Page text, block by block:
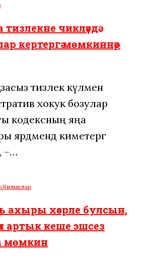
чикләүдә
кертергә мөмкиннәр
тизлек күләмен
хокук бозулар
кодексның яңа
ярдәмендә киметергә
–…
Яңалыклар
ахыры хәерле булсын,
артык кеше эшсез
мөмкин